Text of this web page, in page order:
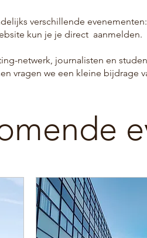
verschillende
kun je je direct aanmelden.
netwerk, journalisten en
vragen we een kleine bijdrage